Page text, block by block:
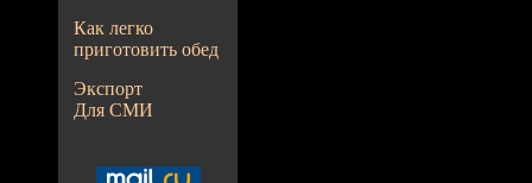
Как легко
приготовить обед
Экспорт
Для СМИ